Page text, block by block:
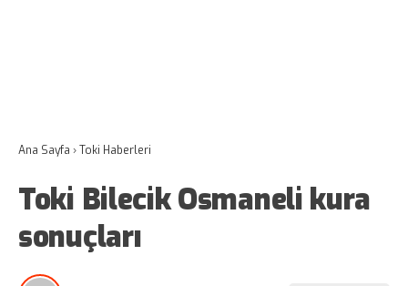
Ana Sayfa ›Toki Haberleri
Toki Bilecik Osmaneli kura
sonuçları